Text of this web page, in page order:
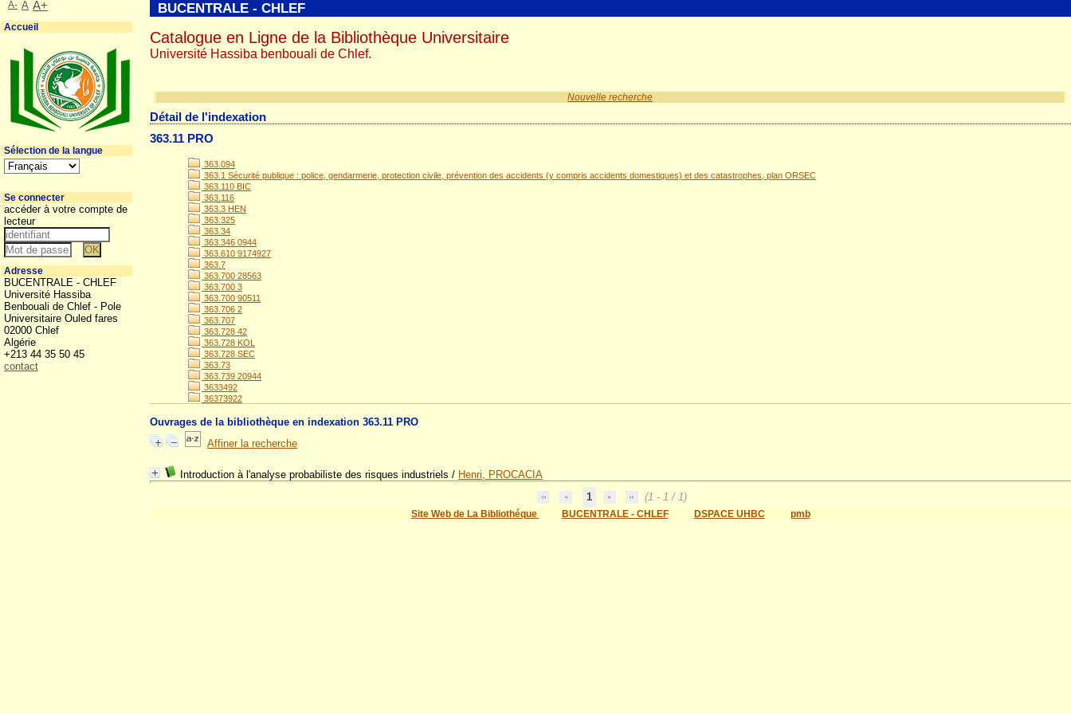
Nouvelle recherche
Détail de l'indexation
363.11 PRO
363.094
363.1 Sécurité publique : police, gendarmerie, protection civile, prévention des accidents (y compris accidents domestiques) et des catastrophes, plan ORSEC
363.110 BIC
363.116
363.3 HEN
363.325
363.34
363.346 0944
363.610 9174927
363.7
363.700 28563
363.700 3
363.700 90511
363.706 2
363.707
363.728 42
363.728 KOL
363.728 SEC
363.73
363.739 20944
3633492
36373922
Ouvrages de la bibliothèque en indexation 363.11 PRO
Affiner la recherche
Introduction à l'analyse probabiliste des risques industriels / Henri, PROCACIA
1
(1 - 1 / 1)
Site Web de La Bibliothéque BUCENTRALE - CHLEF DSPACE UHBC pmb
BUCENTRALE - CHLEF
Catalogue en Ligne de la Bibliothèque Universitaire
Université Hassiba benbouali de Chlef.
A- A A+
Accueil
Sélection de la langue
Se connecter
accéder à votre compte de
lecteur
Adresse
BUCENTRALE - CHLEF
Université Hassiba
Benbouali de Chlef - Pole
Universitaire Ouled fares
02000 Chlef
Algérie
+213 44 35 50 45
contact